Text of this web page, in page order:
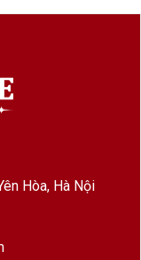
thống mang
chỉ là thời
nghiệp, đối
thể hiện sự tri ân,
cao cấp
đã trở thành biểu
thiết kế hộp
lựa chọn.
Hòa, Hà Nội